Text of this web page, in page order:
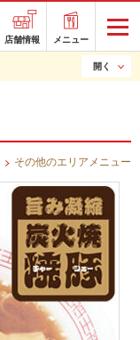
店舗情報 メニュー
その他のエリアメニュー
開く